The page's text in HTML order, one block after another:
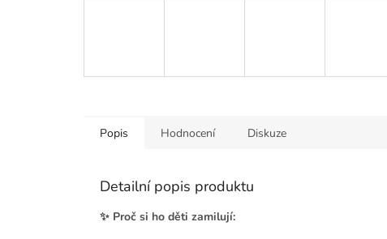
Popis Hodnocení Diskuze
Detailní popis produktu
✨ Proč si ho děti zamilují: